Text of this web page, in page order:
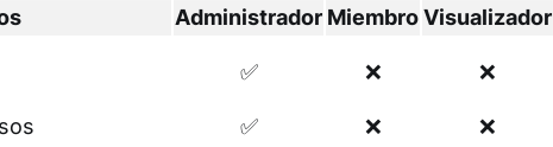
Administrador MiembroVisualizador
✅ ❌ ❌
✅ ❌ ❌